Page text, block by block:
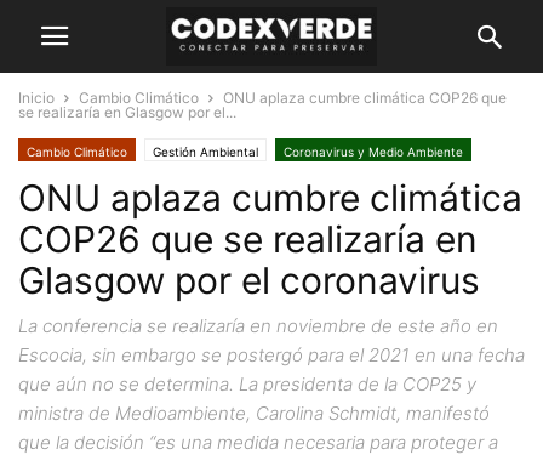
Inicio Cambio Climático
ONU aplaza cumbre climática COP26 que
se realizaría en Glasgow por el...
Cambio Climático Gestión Ambiental Coronavirus y Medio Ambiente
ONU aplaza cumbre climática
COP26 que se realizaría en
Glasgow por el coronavirus
La conferencia se realizaría en noviembre de este año en
Escocia, sin embargo se postergó para el 2021 en una fecha
que aún no se determina. La presidenta de la COP25 y
ministra de Medioambiente, Carolina Schmidt, manifestó
que la decisión “es una medida necesaria para proteger a